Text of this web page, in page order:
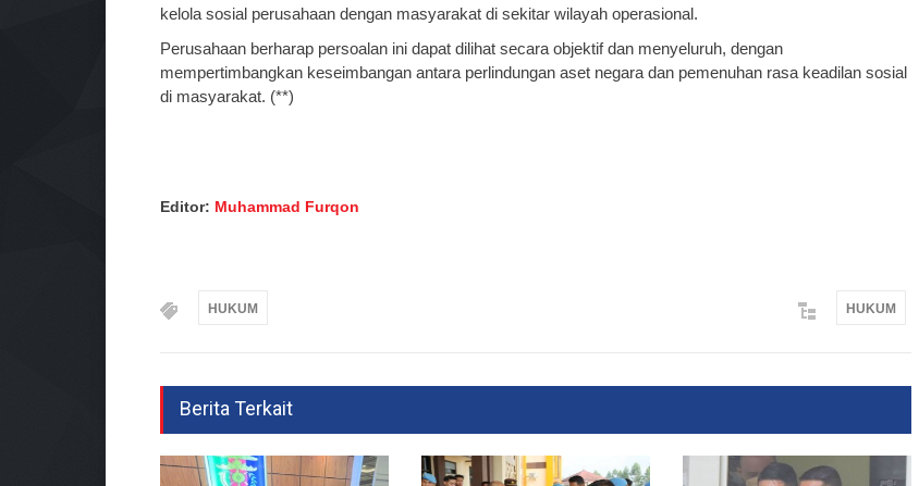
kelola sosial perusahaan dengan masyarakat di sekitar wilayah operasional.
Perusahaan berharap persoalan ini dapat dilihat secara objektif dan menyeluruh, dengan
mempertimbangkan keseimbangan antara perlindungan aset negara dan pemenuhan rasa keadilan sosial
di masyarakat. (**)
Editor: Muhammad Furqon
HUKUM HUKUM
Berita Terkait